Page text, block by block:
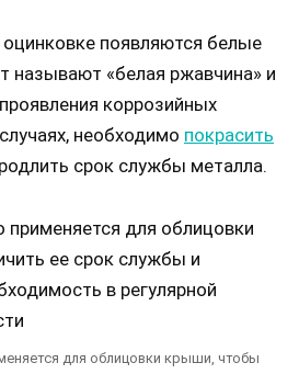
появляются белые
называют «белая ржавчина» и
коррозийных
необходимо покрасить
срок службы металла.
для облицовки крыши, чтобы